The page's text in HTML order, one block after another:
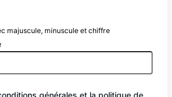
majuscule, minuscule et chiffre
générales et la politique de